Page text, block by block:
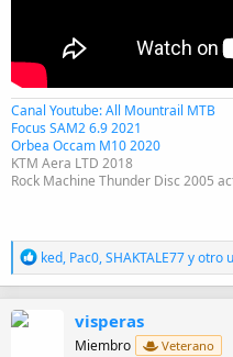
Canal Youtube: All Mountrail MTB
Focus SAM2 6.9 2021
Orbea Occam M10 2020
KTM Aera LTD 2018
Rock Machine Thunder Disc 2005
R
e
a
ked, Pac0,SHAKTALE77y otro
visperas
Miembro Veterano